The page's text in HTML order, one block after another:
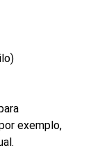
exemplo,